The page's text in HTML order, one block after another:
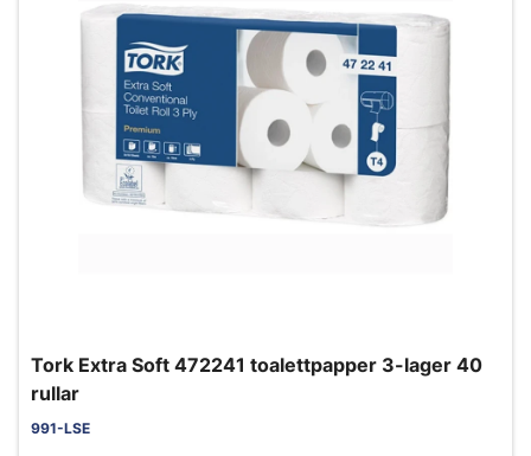
Tork Extra Soft 472241 toalettpapper 3-lager 40
rullar
991-LSE